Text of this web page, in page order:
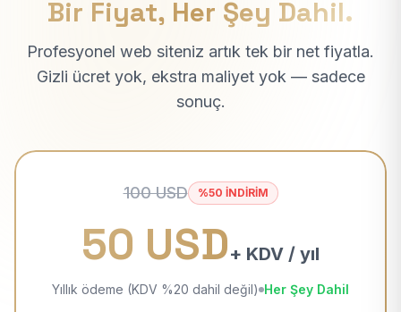
Bir Fiyat, Her Şey Dahil.
Profesyonel web siteniz artık tek bir net fiyatla.
Gizli ücret yok, ekstra maliyet yok — sadece
sonuç.
100 USD %50 İNDİRİM
50 USD+ KDV / yıl
Yıllık ödeme (KDV %20 dahil değil) Her Şey Dahil